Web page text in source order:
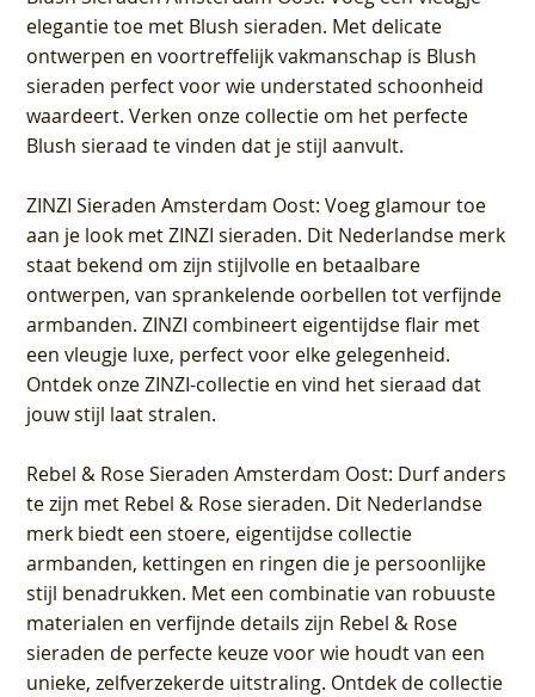
elegantie toe met Blush sieraden. Met delicate
ontwerpen en voortreffelijk vakmanschap is Blush
sieraden perfect voor wie understated schoonheid
waardeert. Verken onze collectie om het perfecte
Blush sieraad te vinden dat je stijl aanvult.
ZINZI Sieraden Amsterdam Oost: Voeg glamour toe
aan je look met ZINZI sieraden. Dit Nederlandse merk
staat bekend om zijn stijlvolle en betaalbare
ontwerpen, van sprankelende oorbellen tot verfijnde
armbanden. ZINZI combineert eigentijdse flair met
een vleugje luxe, perfect voor elke gelegenheid.
Ontdek onze ZINZI-collectie en vind het sieraad dat
jouw stijl laat stralen.
Rebel & Rose Sieraden Amsterdam Oost: Durf anders
te zijn met Rebel & Rose sieraden. Dit Nederlandse
merk biedt een stoere, eigentijdse collectie
armbanden, kettingen en ringen die je persoonlijke
stijl benadrukken. Met een combinatie van robuuste
materialen en verfijnde details zijn Rebel & Rose
sieraden de perfecte keuze voor wie houdt van een
unieke, zelfverzekerde uitstraling. Ontdek de collectie